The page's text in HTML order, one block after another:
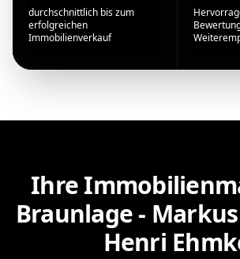
durchschnittlich bis zum
erfolgreichen
Immobilienverkauf
Ihre
Braunlage -
Henri